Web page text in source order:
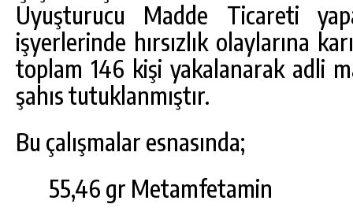
Uyuşturucu Madde Ticareti
işyerlerinde hırsızlık olaylarına
toplam 146 kişi yakalanarak adli
şahıs tutuklanmıştır.
Bu çalışmalar esnasında;
55,46 gr Metamfetamin
GÜNLÜK HABER AKIŞI
GÖKSUN HAFIZLIK KIZ KUR’AN KURSU
ÖĞRENCILERINE DARENDE GEZISI.